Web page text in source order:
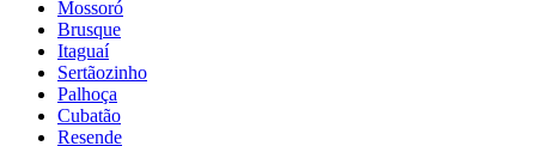
Mossoró
Brusque
Itaguaí
Sertãozinho
Palhoça
Cubatão
Resende